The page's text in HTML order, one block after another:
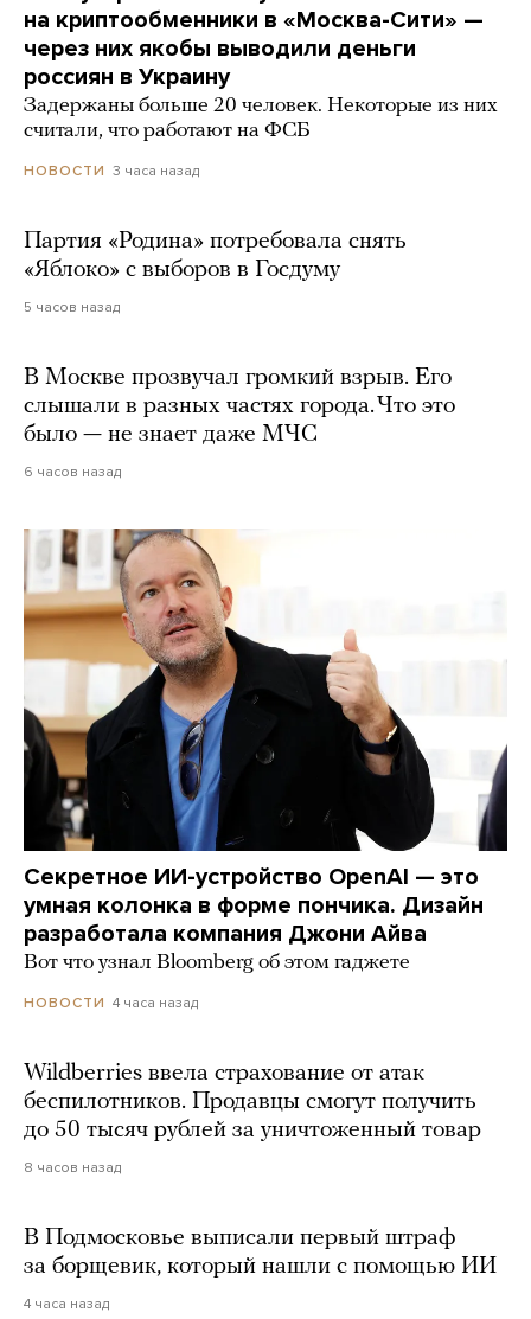
на криптообменники в «Москва-Сити» —
через них якобы выводили деньги
россиян в Украину
Задержаны больше 20 человек. Некоторые из них
считали, что работают на ФСБ
НОВОСТИ 3 часа назад
Партия «Родина» потребовала снять
«Яблоко» с выборов в Госдуму
5 часов назад
В Москве прозвучал громкий взрыв. Его
слышали в разных частях города. Что это
было — не знает даже МЧС
6 часов назад
Секретное ИИ-устройство OpenAI — это
умная колонка в форме пончика. Дизайн
разработала компания Джони Айва
Вот что узнал Bloomberg об этом гаджете
НОВОСТИ 4 часа назад
Wildberries ввела страхование от атак
беспилотников. Продавцы смогут получить
до 50 тысяч рублей за уничтоженный товар
8 часов назад
В Подмосковье выписали первый штраф
за борщевик, который нашли с помощью ИИ
4 часа назад